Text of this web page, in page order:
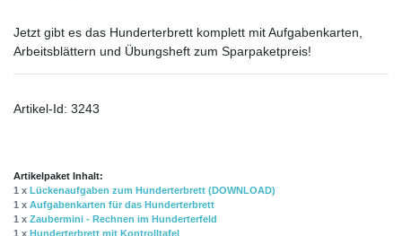
Jetzt gibt es das Hunderterbrett komplett mit Aufgabenkarten,
Arbeitsblättern und Übungsheft zum Sparpaketpreis!
Artikel-Id: 3243
Artikelpaket Inhalt:
1 x Lückenaufgaben zum Hunderterbrett (DOWNLOAD)
1 x Aufgabenkarten für das Hunderterbrett
1 x Zaubermini - Rechnen im Hunderterfeld
1 x Hunderterbrett mit Kontrolltafel